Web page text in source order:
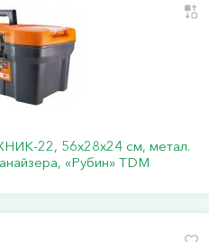
22, 56х28х24 см, метал.
«Рубин» TDM